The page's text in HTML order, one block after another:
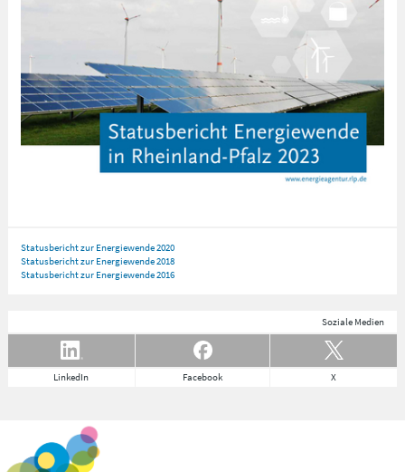
Statusbericht zur Energiewende 2020
Statusbericht zur Energiewende 2018
Statusbericht zur Energiewende 2016
Soziale Medien
LinkedIn Facebook X